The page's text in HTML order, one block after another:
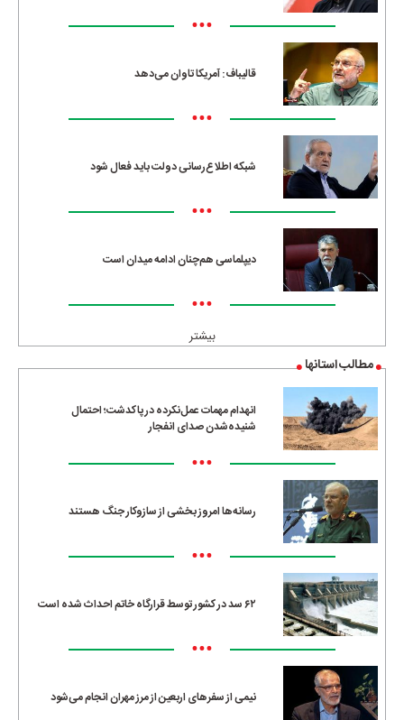
•••
قالیباف: آمریکا تاوان می‌دهد
•••
شبکه اطلاع‌رسانی دولت باید فعال شود
•••
دیپلماسی هم‌چنان ادامه میدان است
•••
بیشتر
مطالب استانها
انهدام مهمات عمل‌نکرده در پاکدشت؛ احتمال
شنیده‌شدن صدای انفجار
•••
رسانه‌ها امروز بخشی از سازوکار جنگ هستند
•••
۶۲ سد در کشور توسط قرارگاه خاتم احداث شده است
•••
نیمی از سفرهای اربعین از مرز مهران انجام می‌شود